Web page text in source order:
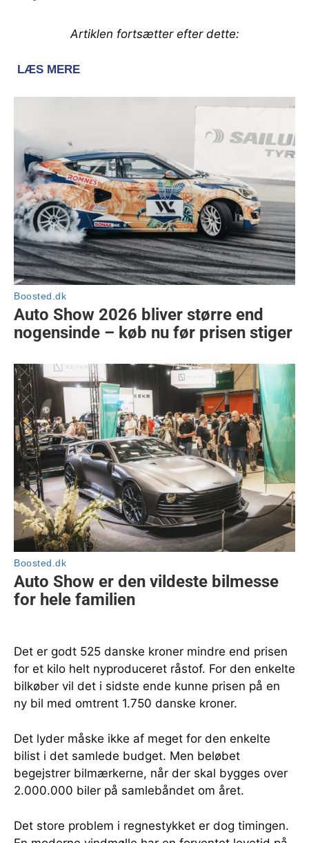
Artiklen fortsætter efter dette:
Det er godt 525 danske kroner mindre end prisen
for et kilo helt nyproduceret råstof. For den enkelte
bilkøber vil det i sidste ende kunne prisen på en
ny bil med omtrent 1.750 danske kroner.
Det lyder måske ikke af meget for den enkelte
bilist i det samlede budget. Men beløbet
begejstrer bilmærkerne, når der skal bygges over
2.000.000 biler på samlebåndet om året.
Det store problem i regnestykket er dog timingen.